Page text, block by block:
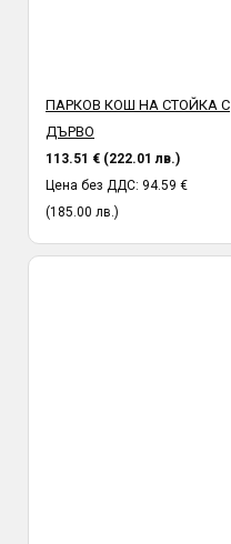
ПАРКОВ КОШ НА СТОЙКА С
ДЪРВО
113.51 € (222.01 лв.)
Цена без ДДС: 94.59 €
(185.00 лв.)